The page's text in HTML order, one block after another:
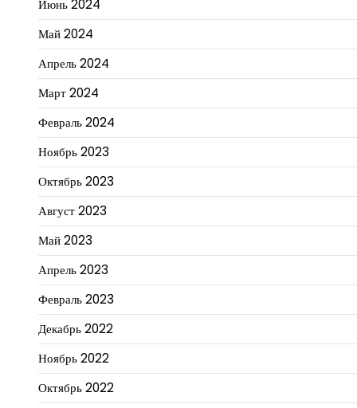
Июнь 2024
Май 2024
Апрель 2024
Март 2024
Февраль 2024
Ноябрь 2023
Октябрь 2023
Август 2023
Май 2023
Апрель 2023
Февраль 2023
Декабрь 2022
Ноябрь 2022
Октябрь 2022